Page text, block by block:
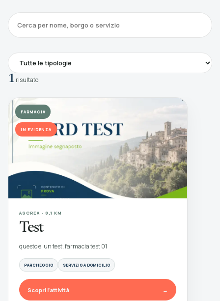
Cerca
1 risultato
FARMACIA
IN EVIDENZA
ASCREA · 8,1 KM
Test
questo e' un test, farmacia test 01
PARCHEGGIO SERVIZIO A DOMICILIO
Scopri l’attività →